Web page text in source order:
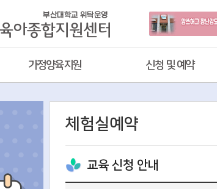
가정양육지원 신청 및 예약
체험실예약
교육 신청 안내